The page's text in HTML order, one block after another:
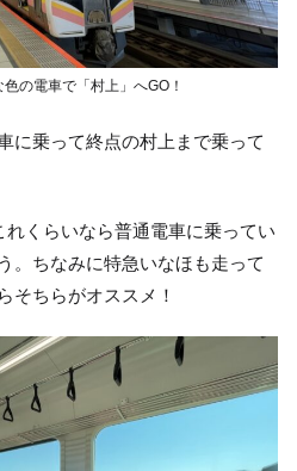
の電車で「村上」へGO！
に乗って終点の村上まで乗って
くらいなら普通電車に乗ってい
。ちなみに特急いなほも走って
そちらがオススメ！